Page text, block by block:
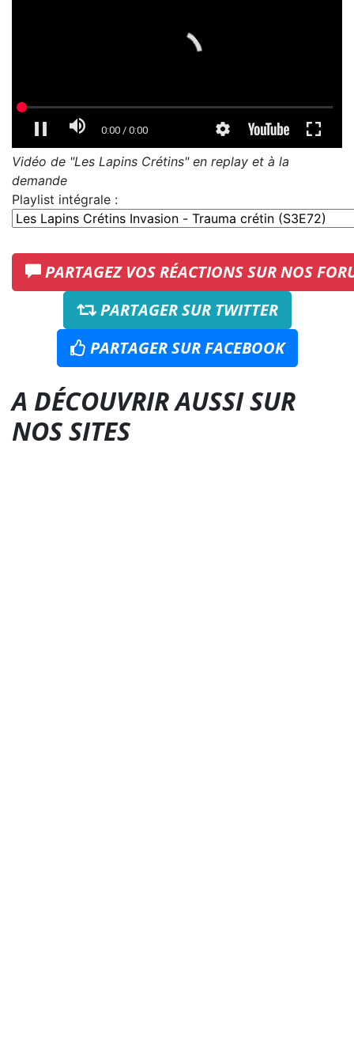
Vidéo de "Les Lapins Crétins" en replay et à la
demande
Playlist intégrale :
PARTAGEZ VOS RÉACTIONS SUR NOS
PARTAGER SUR TWITTER
PARTAGER SUR FACEBOOK
A DÉCOUVRIR AUSSI SUR
NOS SITES